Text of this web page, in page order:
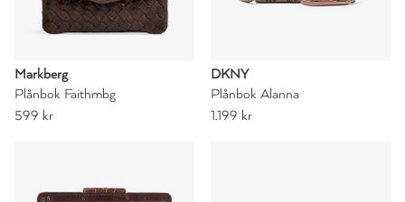
Markberg
Plånbok Faithmbg
599 kr
DKNY
Plånbok Alanna
1.199 kr